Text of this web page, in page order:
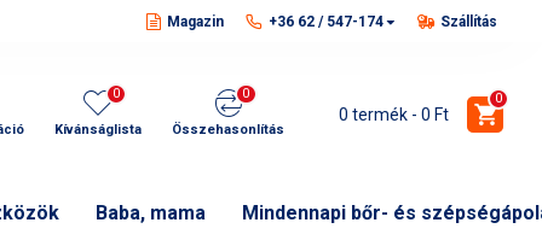
Magazin +36 62 / 547-174 Szállítás
Kívánságlista
0
Összehasonlítás
0
0 termék - 0 Ft
0
Baba, mama Mindennapi bőr- és